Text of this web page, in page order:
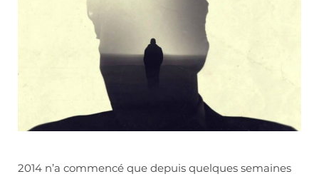
2014 n’a commencé que depuis quelques semaines